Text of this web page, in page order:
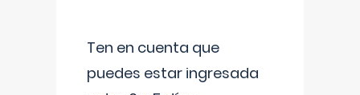
Ten en cuenta que
puedes estar ingresada